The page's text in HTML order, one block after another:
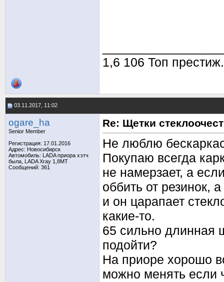
1,6 106 Топ
03.11.2017, 11:02
ogare_ha
Senior Member
Регистрация: 17.01.2016
Адрес: Новосибирск
Автомобиль: LADA приора хэтч
была, LADA Xray 1,8МТ
Сообщений: 361
Re: Щетки
Не люблю
Покупаю всегда
не намерзает, а
оббить от резинок,
и он царапает
какие-то.
65 сильно длинная
подойти?
На приоре хорошо
можно менять если